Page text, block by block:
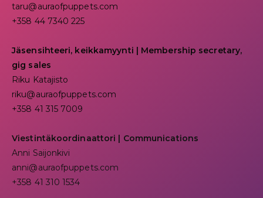
taru@auraofpuppets.com
+358 44 7340 225
Jäsensihteeri, keikkamyynti | Membership secretary,
gig sales
Riku Katajisto
riku@auraofpuppets.com
+358 41 315 7009
Viestintäkoordinaattori | Communications
Anni Saijonkivi
anni@auraofpuppets.com
+358 41 310 1534